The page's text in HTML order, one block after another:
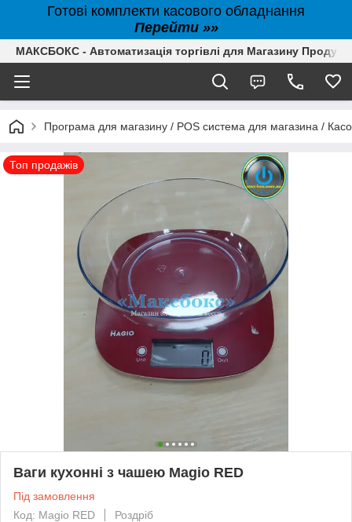
Готові комплекти касового обладнання
Перейти »»
МАКСБОКС - Автоматизація торгівлі для Магазину
Програма для магазину / POS система для магазина /
Топ продажів
Ваги кухонні з чашею Magio RED
Під замовлення
Код: Magio RED
Роздріб